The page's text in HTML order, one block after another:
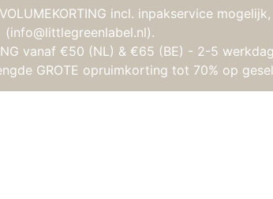
incl. inpakservice
(info@littlegreenlabel.nl).
vanaf €50 (NL) & €65 (BE) - 2-5
GROTE opruimkorting tot 70% op